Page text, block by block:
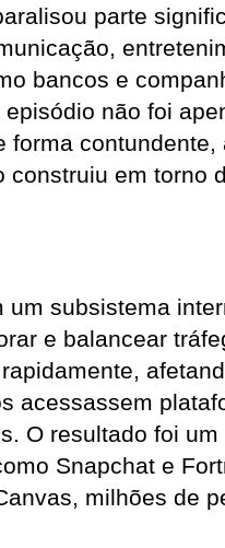
parte
bancos e
não foi
forma contundente,
construiu em torno
um subsistema
e balancear
acessassem
O resultado foi
Snapchat e
milhões de